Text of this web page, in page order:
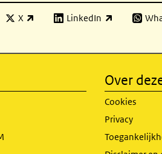
X
(externe link) LinkedIn
(externe link)
Over
Cookies
Privacy